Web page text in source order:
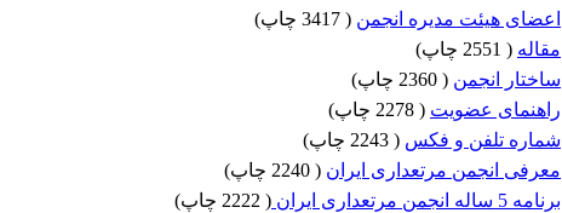
اعضای هیئت مدیره انجمن (
)
مقاله (
)
ساختار انجمن (
)
راهنمای عضویت (
)
شماره تلفن و فکس (
)
معرفی انجمن مرتعداری ایران (
)
برنامه 5 ساله انجمن مرتعداری ایران
(
)